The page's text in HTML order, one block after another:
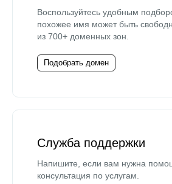
Воспользуйтесь удобным
похожее имя может быть
из 700+ доменных зон.
Подобрать домен
Служба поддержки
Напишите, если вам нужна
консультация по услугам.